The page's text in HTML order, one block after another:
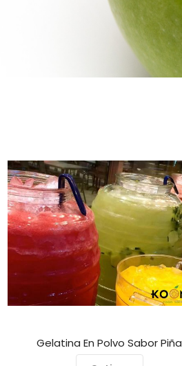
Gelatina En Polvo Sabor Piña